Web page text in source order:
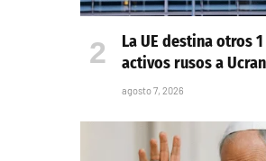
La UE destina otros
activos rusos a
agosto 7, 2026